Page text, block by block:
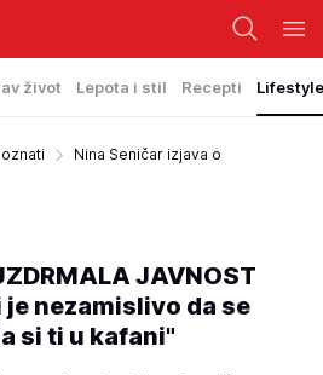
život Lepota i stil Recepti Lifestyle
Nina Seničar izjava o
JAVNOST
je nezamislivo da se
si ti u kafani"